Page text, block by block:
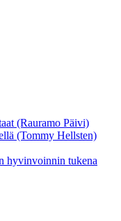
(Rauramo Päivi)
(Tommy Hellsten)
hyvinvoinnin tukena